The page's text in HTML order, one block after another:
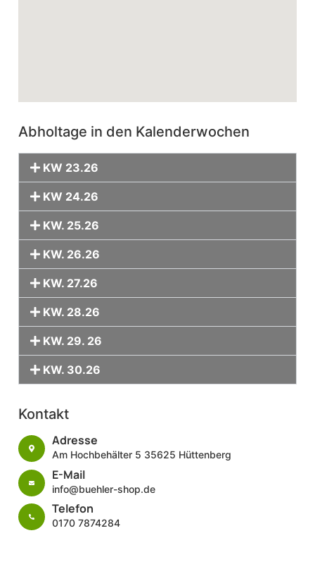
Abholtage in den Kalenderwochen
KW 23.26
KW 24.26
KW. 25.26
KW. 26.26
KW. 27.26
KW. 28.26
KW. 29. 26
KW. 30.26
Kontakt
Adresse
Am Hochbehälter 5 35625 Hüttenberg
E-Mail
info@buehler-shop.de
Telefon
0170 7874284